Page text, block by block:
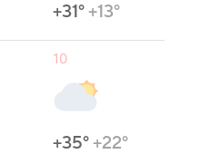
+31°+13°
10
+35°+22°